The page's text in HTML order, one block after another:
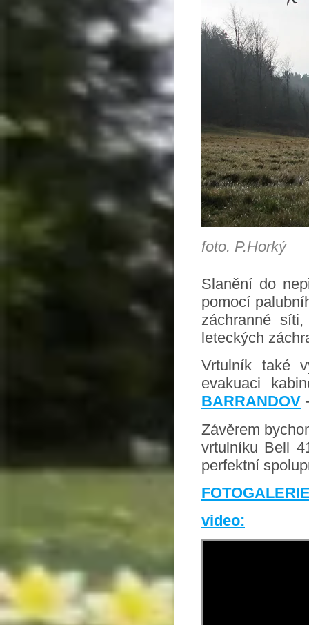
foto. P.Horký
Slanění do
pomocí
záchranné
leteckých
Vrtulník také
evakuaci
BARRANDOV
Závěrem
vrtulníku Bell
perfektní
video: